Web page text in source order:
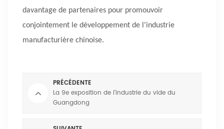
davantage de partenaires pour promouvoir
conjointement le développement de l'industrie
manufacturière chinoise.
PRÉCÉDENTE
La 9e exposition de l'industrie du vide du
Guangdong